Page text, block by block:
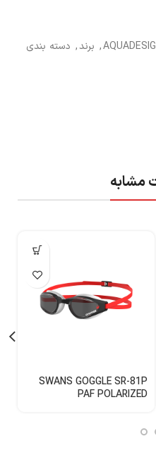
, برند, دسته بندی
مشابه
SWANS GOGGLE SR-81P
PAF POLARIZED